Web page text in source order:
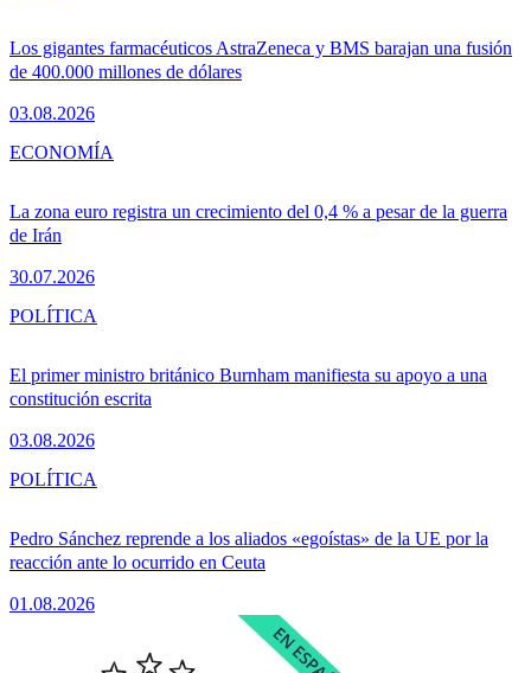
Los gigantes farmacéuticos AstraZeneca y BMS barajan una fusión
de 400.000 millones de dólares
03.08.2026
La zona euro registra un crecimiento del 0,4 % a pesar de la guerra
de Irán
30.07.2026
ECONOMÍA
El primer ministro británico Burnham manifiesta su apoyo a una
constitución escrita
03.08.2026
POLÍTICA
Pedro Sánchez reprende a los aliados «egoístas» de la UE por la
reacción ante lo ocurrido en Ceuta
01.08.2026
POLÍTICA